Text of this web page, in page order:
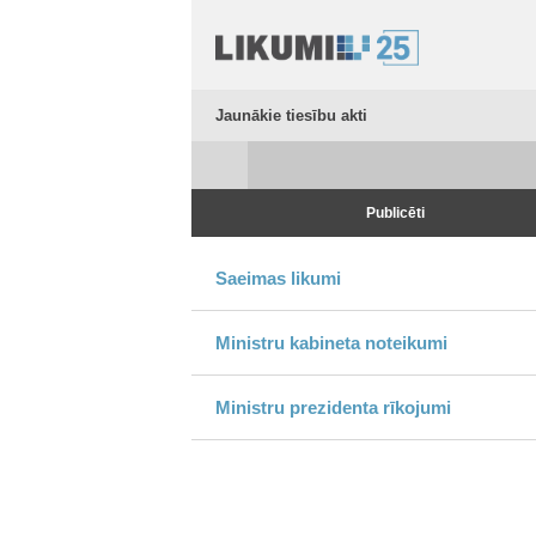
Jaunākie tiesību akti
Publicēti
Saeimas likumi
Ministru kabineta noteikumi
Ministru prezidenta rīkojumi